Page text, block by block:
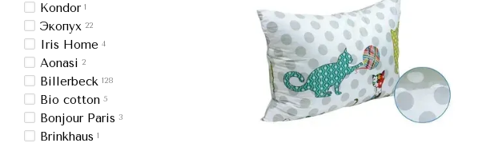
Kondor 1
Экопух 22
Iris Home 4
Aonasi 2
Billerbeck 128
Bio cotton 5
Bonjour Paris 3
Brinkhaus 1